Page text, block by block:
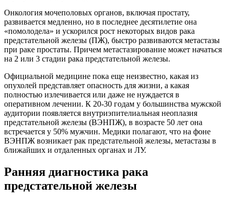
Онкология мочеполовых органов, включая простату,
развивается медленно, но в последнее десятилетие она
«помолодела» и ускорился рост некоторых видов рака
предстательной железы (ПЖ), быстро развиваются метастазы
при раке простаты. Причем метастазирование может начаться
на 2 или 3 стадии рака предстательной железы.
Официальной медицине пока еще неизвестно, какая из
опухолей представляет опасность для жизни, а какая
полностью излечивается или даже не нуждается в
оперативном лечении. К 20-30 годам у большинства мужской
аудитории появляется внутриэпителиальная неоплазия
предстательной железы (ВЭНПЖ), в возрасте 50 лет она
встречается у 50% мужчин. Медики полагают, что на фоне
ВЭНПЖ возникает рак предстательной железы, метастазы в
ближайших и отдаленных органах и ЛУ.
Ранняя диагностика рака
предстательной железы